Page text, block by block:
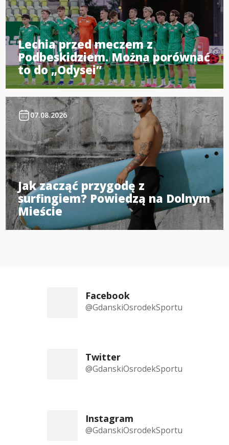
Lechia przed meczem z
Podbeskidziem. Można porównać
to do „Odysei”
07.08.2026
Jak zacząć przygodę z
surfingiem? Powiedzą na Dolnym
Mieście
Facebook
@GdanskiOsrodekSportu
Twitter
@GdanskiOsrodekSportu
Instagram
@GdanskiOsrodekSportu